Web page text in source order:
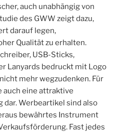
auch unabhängig von
des GWW zeigt dazu,
darauf legen,
Qualität zu erhalten.
USB-Sticks,
Lanyards bedruckt mit Logo
mehr wegzudenken. Für
auch eine attraktive
dar. Werbeartikel sind also
bewährtes Instrument
Fast jedes